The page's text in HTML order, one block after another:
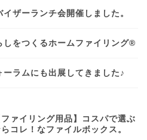
イザーランチ会開催しました。
しをつくるホームファイリング®
ラムにも出展してきました♪
ファイリング用品】コスパで選ぶ
コレ！なファイルボックス。